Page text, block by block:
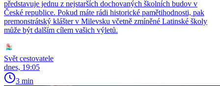
představuje jednu z nejstarších dochovaných školních budov v
České republice. Pokud máte rádi historické pamětihodnosti, pak
premonstrátský klášter v Milevsku včetně zmíněné Latinské školy
může být dalším cílem vašich výletů.
Svět cestovatele
dnes, 19:05
3 min